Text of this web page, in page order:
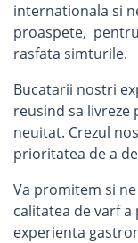
internationala si
proaspete,
rasfata simturile.
Bucatarii nostri
reusind sa
neuitat. Crezul
prioritatea de a
Va promitem si
calitatea de varf
experienta